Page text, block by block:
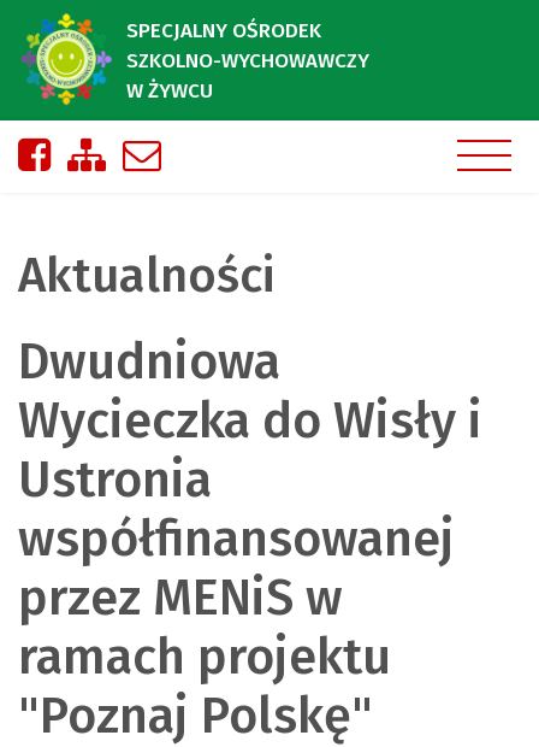
SPECJALNY OŚRODEK
SZKOLNO-WYCHOWAWCZY
W ŻYWCU
Nasza strona na Facebooku
Zobacz mapę strony
Aktualności
Dwudniowa
Wycieczka do Wisły i
Ustronia
współfinansowanej
przez MENiS w
ramach projektu
"Poznaj Polskę"